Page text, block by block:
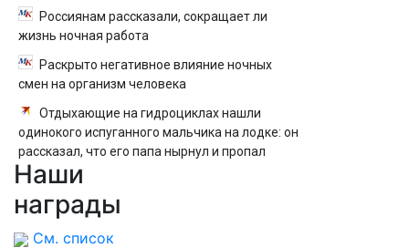
Россиянам рассказали, сокращает ли
жизнь ночная работа
Раскрыто негативное влияние ночных
смен на организм человека
Отдыхающие на гидроциклах нашли
одинокого испуганного мальчика на лодке: он
рассказал, что его папа нырнул и пропал
Наши
награды
См. список